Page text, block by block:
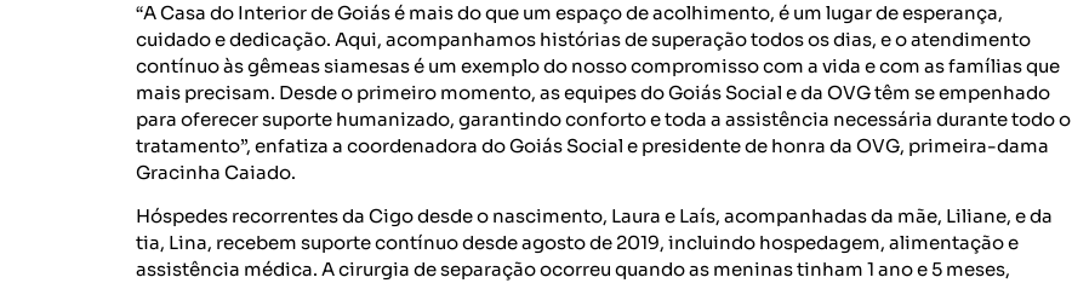
“A Casa do Interior de Goiás é mais do que um espaço de acolhimento, é um lugar de esperança,
cuidado e dedicação. Aqui, acompanhamos histórias de superação todos os dias, e o atendimento
contínuo às gêmeas siamesas é um exemplo do nosso compromisso com a vida e com as famílias que
mais precisam. Desde o primeiro momento, as equipes do Goiás Social e da OVG têm se empenhado
para oferecer suporte humanizado, garantindo conforto e toda a assistência necessária durante todo o
tratamento”, enfatiza a coordenadora do Goiás Social e presidente de honra da OVG, primeira-dama
Gracinha Caiado.
Hóspedes recorrentes da Cigo desde o nascimento, Laura e Laís, acompanhadas da mãe, Liliane, e da
tia, Lina, recebem suporte contínuo desde agosto de 2019, incluindo hospedagem, alimentação e
assistência médica. A cirurgia de separação ocorreu quando as meninas tinham 1 ano e 5 meses,